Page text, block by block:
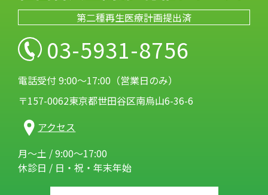
第二種再生医療計画提出済
03-5931-8756
電話受付 9:00～17:00（営業日のみ）
〒157-0062東京都世田谷区南烏山6-36-6
アクセス
月～土 / 9:00～17:00
休診日 / 日・祝・年末年始